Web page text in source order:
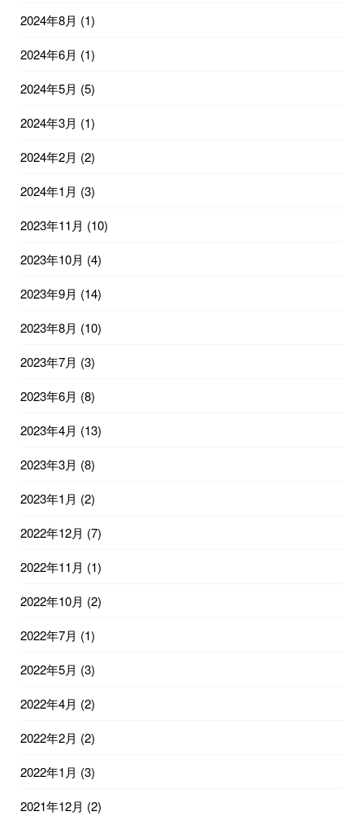
2024年8月 (1)
2024年6月 (1)
2024年5月 (5)
2024年3月 (1)
2024年2月 (2)
2024年1月 (3)
2023年11月 (10)
2023年10月 (4)
2023年9月 (14)
2023年8月 (10)
2023年7月 (3)
2023年6月 (8)
2023年4月 (13)
2023年3月 (8)
2023年1月 (2)
2022年12月 (7)
2022年11月 (1)
2022年10月 (2)
2022年7月 (1)
2022年5月 (3)
2022年4月 (2)
2022年2月 (2)
2022年1月 (3)
2021年12月 (2)